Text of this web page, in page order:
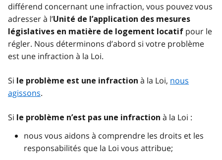
différend concernant une infraction, vous pouvez vous
adresser à l’Unité de l’application des mesures
législatives en matière de logement locatif pour le
régler. Nous déterminons d’abord si votre problème
est une infraction à la Loi.
Si le problème est une infraction à la Loi, nous
agissons.
Si le problème n’est pas une infraction à la Loi :
nous vous aidons à comprendre les droits et les
responsabilités que la Loi vous attribue;